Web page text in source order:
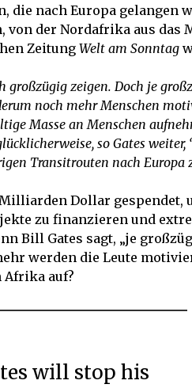
die nach Europa gelangen
der Nordafrika aus das
Zeitung Welt am Sonntag
zeigen. Doch je
noch mehr Menschen
Masse an Menschen
so Gates weiter,
Transitrouten nach Europa
Dollar gespendet,
zu finanzieren und
Bill Gates sagt, „je
werden die Leute
auf?